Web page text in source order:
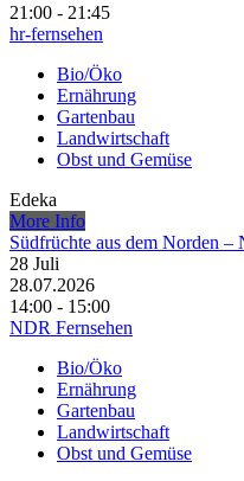
21:00 - 21:45
hr-fernsehen
Bio/Öko
Ernährung
Gartenbau
Landwirtschaft
Obst und Gemüse
Edeka
More Info
Südfrüchte aus dem Norden
28 Juli
28.07.2026
14:00 - 15:00
NDR Fernsehen
Bio/Öko
Ernährung
Gartenbau
Landwirtschaft
Obst und Gemüse